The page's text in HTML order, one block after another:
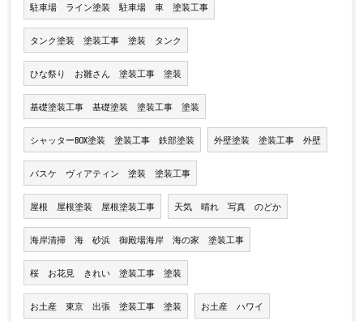
駐車場 ライン塗装 駐車場 車 塗装工事
タンク塗装 塗装工事 塗装 タンク
ひな祭り お雛さん 塗装工事 塗装
基礎塗装工事 基礎塗装 塗装工事 塗装
シャッターBOX塗装 塗装工事 鉄部塗装 外壁塗装 塗装工事 外壁
バスケ ヴィアティン 塗装 塗装工事
屋根 屋根塗装 屋根塗装工事 天気 晴れ 写真 のどか
海岸清掃 海 砂浜 御殿場海岸 海の家 塗装工事
桜 お花見 きれい 塗装工事 塗装
お土産 東京 出張 塗装工事 塗装 お土産 ハワイ